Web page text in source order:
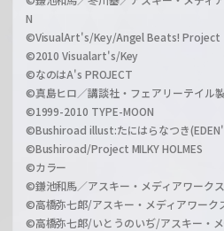
N
©VisualArt's/Key/Angel Beats! Project
©2010 Visualart's/Key
©なのはA's PROJECT
©真島ヒロ／講談社・フェアリーテイル
©1999-2010 TYPE-MOON
©Bushiroad illust:たにはらなつき
©Bushiroad/Project MILKY HOLMES
©カラー
©鎌池和馬／アスキー・メディアワークス
©高橋弥七郎/アスキー・メディアワーク
©高橋弥七郎/いとうのいぢ/アスキー・